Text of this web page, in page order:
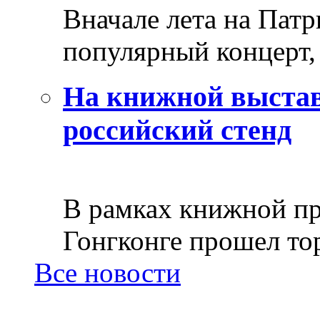
Вначале лета на
популярный
На книжной
российский стенд
В рамках книжной
Гонгконге прошел
Все новости